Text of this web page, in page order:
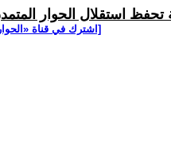
تحفظ استقلال الحوار
[اشترك في قناة